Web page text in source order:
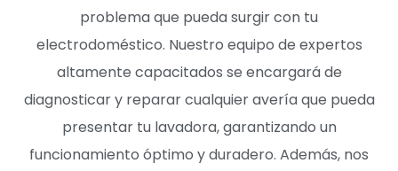
problema que pueda surgir con tu
electrodoméstico. Nuestro equipo de expertos
altamente capacitados se encargará de
diagnosticar y reparar cualquier avería que pueda
presentar tu lavadora, garantizando un
funcionamiento óptimo y duradero. Además, nos